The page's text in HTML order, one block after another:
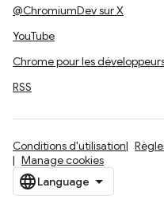
@ChromiumDev sur X
YouTube
Chrome pour les
RSS
Conditions d'utilisation
Manage cookies